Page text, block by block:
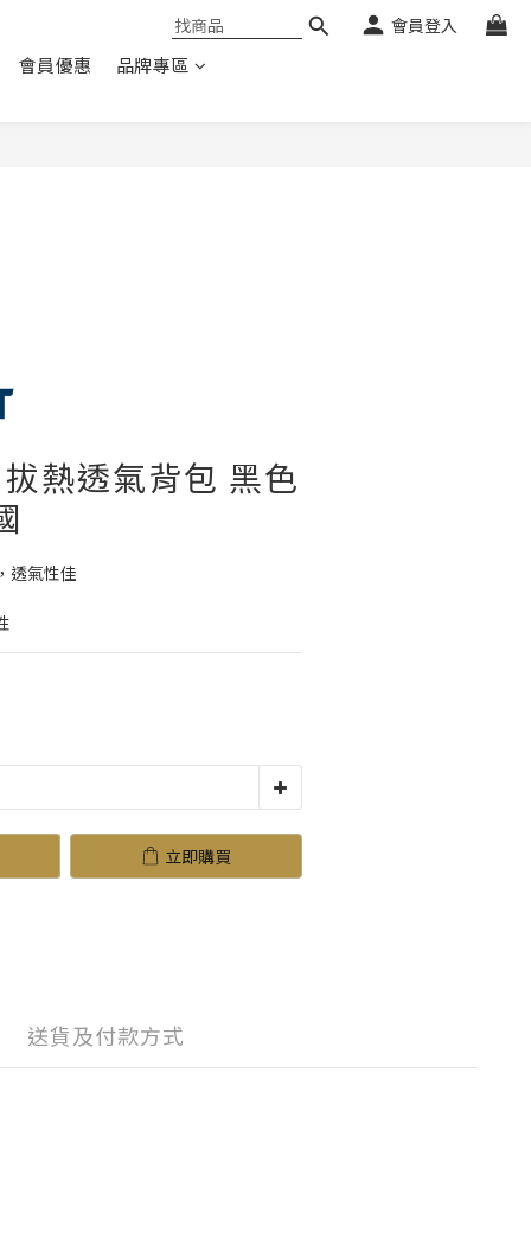
會員登入
會員優惠 品牌專區
熱透氣背包 黑色
透氣性佳
立即購買
送貨及付款方式